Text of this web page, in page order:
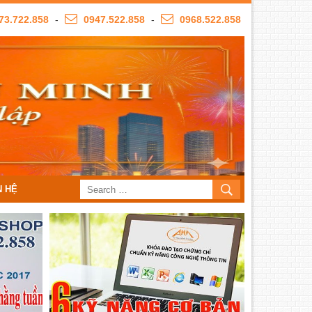
- 0947.522.858 - 0968.522.858
HỆ